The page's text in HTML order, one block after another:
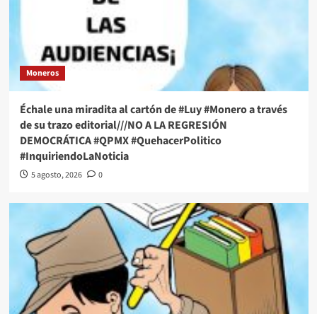
Moneros
Échale una miradita al cartón de #Luy #Monero a través
de su trazo editorial///NO A LA REGRESIÓN
DEMOCRÁTICA #QPMX #QuehacerPolitico
#InquiriendoLaNoticia
5 agosto, 2026 0